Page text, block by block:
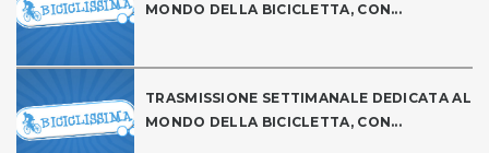
MONDO DELLA BICICLETTA, CON...
TRASMISSIONE SETTIMANALE DEDICATA AL
MONDO DELLA BICICLETTA, CON...